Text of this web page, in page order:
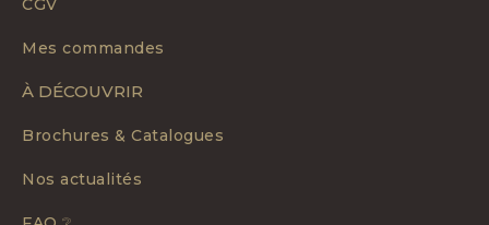
CGV
Mes commandes
À DÉCOUVRIR
Brochures & Catalogues
Nos actualités